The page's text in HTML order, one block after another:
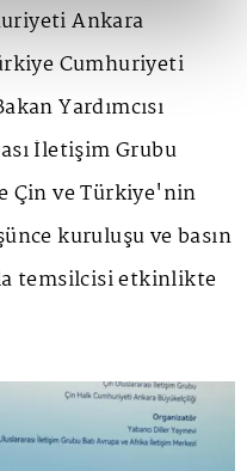
Ankara
Cumhuriyeti
Yardımcısı
İletişim Grubu
Çin ve Türkiye'nin
kuruluşu ve basın
temsilcisi etkinlikte